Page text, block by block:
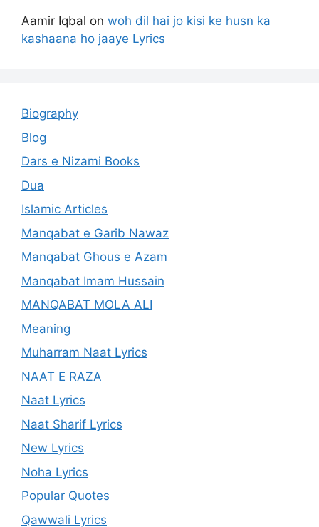
Aamir Iqbal on woh dil hai jo kisi ke husn ka
kashaana ho jaaye Lyrics
Biography
Blog
Dars e Nizami Books
Dua
Islamic Articles
Manqabat e Garib Nawaz
Manqabat Ghous e Azam
Manqabat Imam Hussain
MANQABAT MOLA ALI
Meaning
Muharram Naat Lyrics
NAAT E RAZA
Naat Lyrics
Naat Sharif Lyrics
New Lyrics
Noha Lyrics
Popular Quotes
Qawwali Lyrics